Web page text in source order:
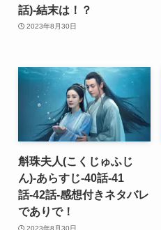
話)-結末は！？
2023年8月30日
斛珠夫人(こくじゅふじ
ん)-あらすじ-40話-41
話-42話-感想付きネタバレ
でありで！
2023年8月30日